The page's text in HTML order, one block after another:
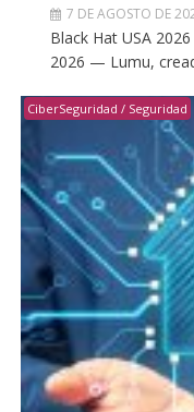
7 DE AGOSTO DE
Black Hat USA
2026 — Lumu,
CiberSeguridad / Seguridad